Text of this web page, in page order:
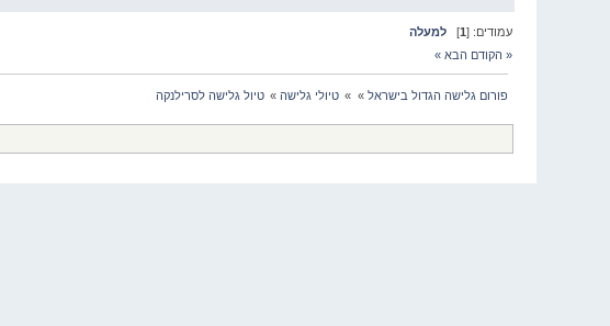
עמודים: [1
]למעלה
« הקודם הבא »
פורום גלישה הגדול בישראל »
» טיולי גלישה » טיול גלישה לסרילנקה